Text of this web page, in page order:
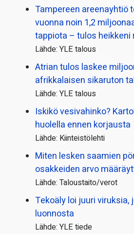
Tampereen areenayhtiö
vuonna noin 1,2
tappiota – tulos heikkeni
Lähde: YLE talous
Atrian tulos laskee
afrikkalaisen sikaruton
Lähde: YLE talous
Iskikö vesivahinko?
huolella ennen korjausta
Lähde: Kiinteistölehti
Miten lesken saamien
osakkeiden arvo
Lähde: Taloustaito/verot
Tekoäly loi juuri viruksia,
luonnosta
Lähde: YLE tiede